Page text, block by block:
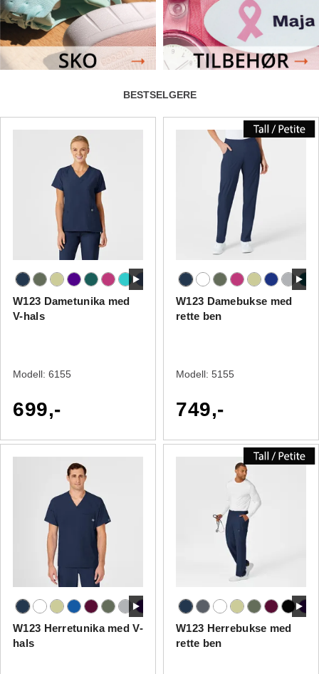
BESTSELGERE
W123 Dametunika med
V-hals
Modell: 6155
699,-
W123 Damebukse med
rette ben
Modell: 5155
749,-
W123 Herretunika med V-
hals
W123 Herrebukse med
rette ben